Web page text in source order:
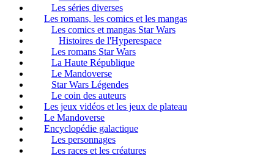
Les séries diverses
Les romans, les comics et les mangas
Les comics et mangas Star Wars
Histoires de l'Hyperespace
Les romans Star Wars
La Haute République
Le Mandoverse
Star Wars Légendes
Le coin des auteurs
Les jeux vidéos et les jeux de plateau
Le Mandoverse
Encyclopédie galactique
Les personnages
Les races et les créatures